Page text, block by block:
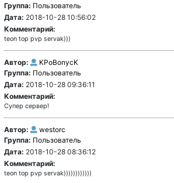
Группа: Пользователь
Дата: 2018-10-28 10:56:02
Комментарий:
teon top pvp servak)))
Автор:
KPoBonycK
Группа: Пользователь
Дата: 2018-10-28 09:36:11
Комментарий:
Супер сервер!
Автор:
westorc
Группа: Пользователь
Дата: 2018-10-28 08:36:12
Комментарий:
teon top pvp servak))))))))))))